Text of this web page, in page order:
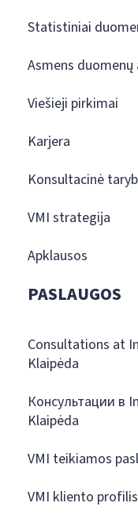
Statistiniai
Asmens duomenų
Viešieji pirkimai
Karjera
Konsultacinė
VMI strategija
Apklausos
PASLAUGOS
Consultations at
Klaipėda
Консультации в
Klaipėda
VMI teikiamos
VMI kliento profilis